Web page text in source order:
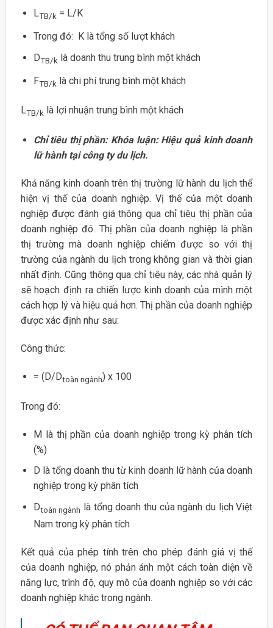
LTB/k = L/K
Trong đó: K là tổng số lượt khách
DTB/k là doanh thu trung bình một khách
FTB/k là chi phí trung bình một khách
LTB/k là lợi nhuận trung bình một khách
Chỉ tiêu thị phần: Khóa luận: Hiệu quả kinh doanh
lữ hành tại công ty du lịch.
Khả năng kinh doanh trên thị trường lữ hành du lịch thể
hiện vị thế của doanh nghiệp. Vị thế của một doanh
nghiệp được đánh giá thông qua chỉ tiêu thị phần của
doanh nghiệp đó. Thị phần của doanh nghiệp là phần
thị trường mà doanh nghiệp chiếm được so với thị
trường của ngành du lịch trong không gian và thời gian
nhất định. Cũng thông qua chỉ tiêu này, các nhà quản lý
sẽ hoạch định ra chiến lược kinh doanh của mình một
cách hợp lý và hiệu quả hơn. Thị phần của doanh nghiệp
được xác định như sau:
Công thức:
= (D/Dtoàn ngành) x 100
Trong đó:
M là thị phần của doanh nghiệp trong kỳ phân tích
(%)
D là tổng doanh thu từ kinh doanh lữ hành của doanh
nghiệp trong kỳ phân tích
Dtoàn ngành là tổng doanh thu của ngành du lịch Việt
Nam trong kỳ phân tích
Kết quả của phép tính trên cho phép đánh giá vị thế
của doanh nghiệp, nó phản ánh một cách toàn diện về
năng lực, trình độ, quy mô của doanh nghiệp so với các
doanh nghiệp khác trong ngành.